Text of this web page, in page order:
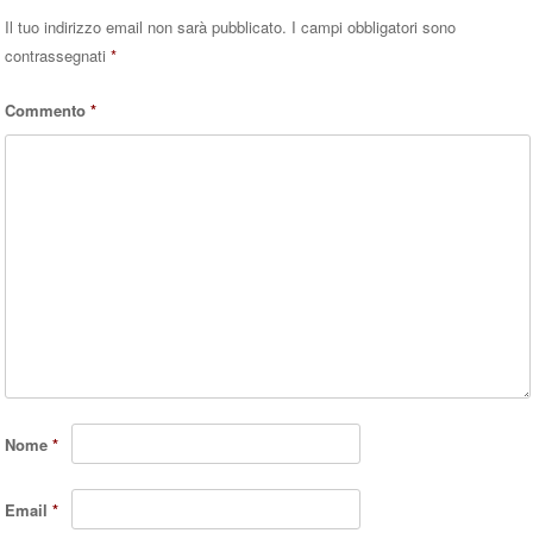
Il tuo indirizzo email non sarà pubblicato. I campi obbligatori sono
contrassegnati*
Commento*
Nome*
Email*